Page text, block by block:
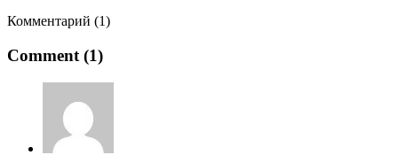
Комментарий (1)
Comment (1)